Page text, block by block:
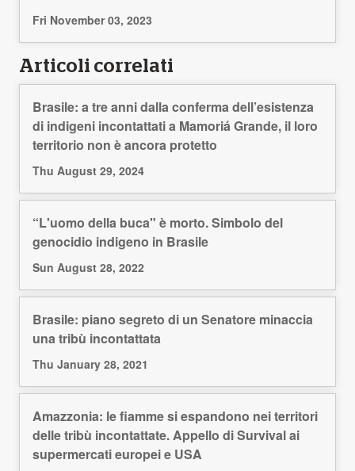
Fri November 03, 2023
Articoli correlati
Brasile: a tre anni dalla conferma dell’esistenza
di indigeni incontattati a Mamoriá Grande, il loro
territorio non è ancora protetto
Thu August 29, 2024
“L'uomo della buca" è morto. Simbolo del
genocidio indigeno in Brasile
Sun August 28, 2022
Brasile: piano segreto di un Senatore minaccia
una tribù incontattata
Thu January 28, 2021
Amazzonia: le fiamme si espandono nei territori
delle tribù incontattate. Appello di Survival ai
supermercati europei e USA